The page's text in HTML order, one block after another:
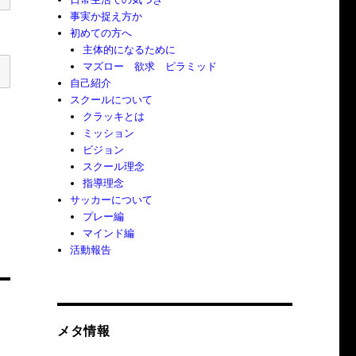
事実か捉え方か
初めての方へ
主体的になるために
マズロー 欲求 ピラミッド
自己紹介
スクールについて
クラッキとは
ミッション
ビジョン
スクール理念
指導理念
サッカーについて
プレー編
マインド編
活動報告
メタ情報